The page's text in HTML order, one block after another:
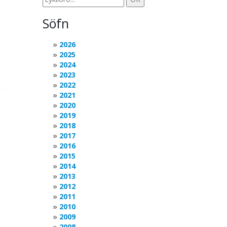
Söfn
2026
2025
2024
2023
2022
2021
2020
2019
2018
2017
2016
2015
2014
2013
2012
2011
2010
2009